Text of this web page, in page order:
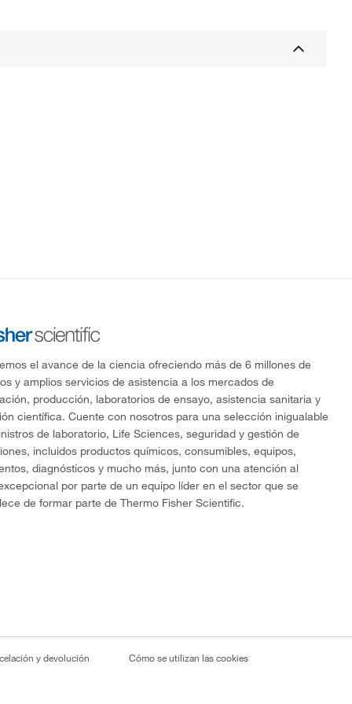
el avance de la ciencia ofreciendo más de 6 millones de
y amplios servicios de asistencia a los mercados de
producción, laboratorios de ensayo, asistencia sanitaria y
científica. Cuente con nosotros para una selección inigualable
de laboratorio, Life Sciences, seguridad y gestión de
incluidos productos químicos, consumibles, equipos,
diagnósticos y mucho más, junto con una atención al
por parte de un equipo líder en el sector que se
de formar parte de Thermo Fisher Scientific.
y devolución Cómo se utilizan las cookies